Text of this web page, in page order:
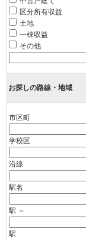
区分所有収益
土地
一棟収益
その他
お探しの路線・地域
市区町
学校区
沿線
駅名
駅 ～
駅